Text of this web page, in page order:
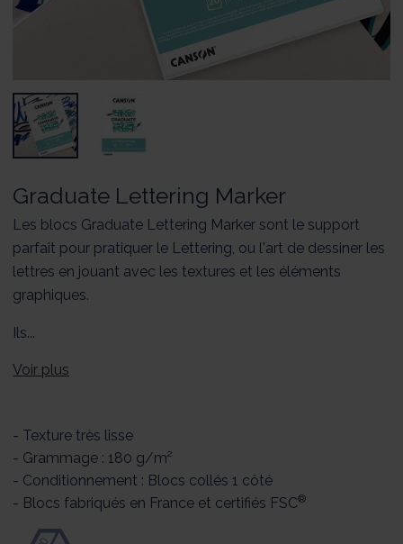
Graduate Lettering Marker
Les blocs Graduate Lettering Marker sont le support
parfait pour pratiquer le Lettering, ou l'art de dessiner les
lettres en jouant avec les textures et les éléments
graphiques.
Ils...
Voir plus
- Texture très lisse
- Grammage : 180 g/m²
- Conditionnement : Blocs collés 1 côté
- Blocs fabriqués en France et certifiés FSC®